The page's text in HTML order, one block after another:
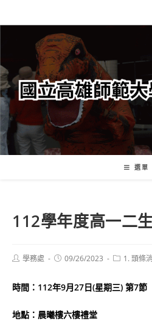
轉
要
內
容
選單
112學年度高一二
Post學務處
Post09/26/2023
Post1. 頭條
時間：112年9月27日(星期三) 第7節
地點：晨曦樓六樓禮堂